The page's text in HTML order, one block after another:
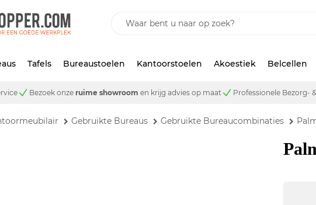
Tafels Bureaustoelen Kantoorstoelen Akoestiek Belcellen
Bezoek onze ruime showroom en krijg advies op maat Professionele Bezorg-
Gebruikte Bureaus Gebruikte Bureaucombinaties